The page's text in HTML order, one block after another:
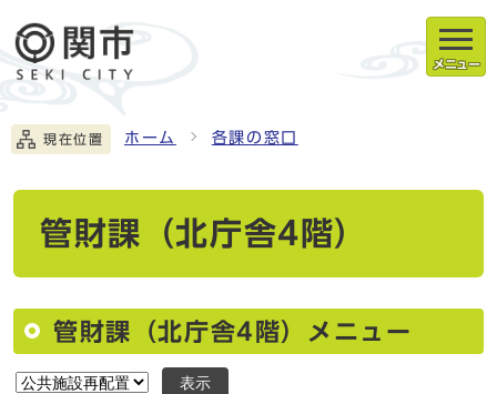
メニュー
現在位置 ホーム 各課の窓口
管財課（北庁舎4階）
管財課（北庁舎4階）メニュー
表示